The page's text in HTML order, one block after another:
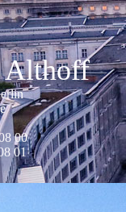
Althoff
00
01